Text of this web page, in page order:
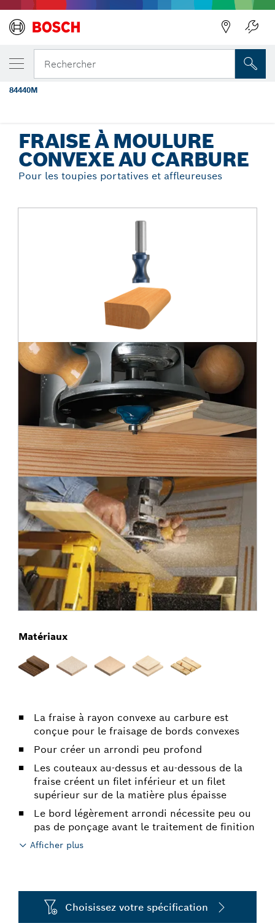
Rechercher
FRAISE À MOULURE
CONVEXE AU CARBURE
Pour les toupies portatives et affleureuses
La fraise à rayon convexe au carbure est
conçue pour le fraisage de bords convexes
Pour créer un arrondi peu profond
Les couteaux au-dessus et au-dessous de la
fraise créent un filet inférieur et un filet
supérieur sur de la matière plus épaisse
Le bord légèrement arrondi nécessite peu ou
pas de ponçage avant le traitement de finition
Afficher plus
Matériaux
Choisissez votre spécification
VOTRE VARIANTE SÉLECTIONNÉE
Fraise à bordure convexe à pointe au
carbure de 23/32 po × 1-1/4 po
84440M